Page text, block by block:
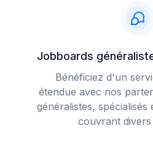
Jobboards
Bénéficiez d'un
étendue avec nos
généralistes, spécialisés
couvrant